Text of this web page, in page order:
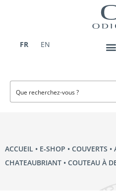
FR
EN
ACCUEIL • E‑SHOP • COUVERTS •
CHATEAUBRIANT • COUTEAU À